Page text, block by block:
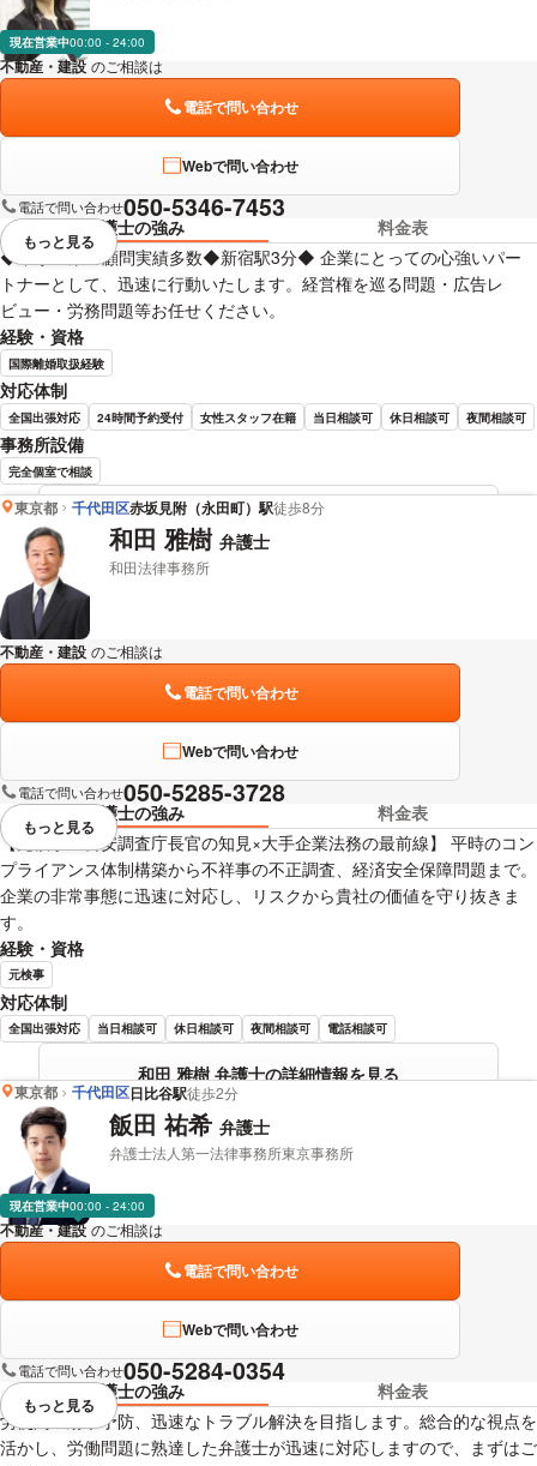
現在営業中00:00 - 24:00
不動産・建設 のご相談は
電話で問い合わせ
Webで問い合わせ
電話で問い合わせ050-5346-7453
弁護士の強み
料金表
◆中小企業の顧問実績多数◆新宿駅3分◆ 企業にとっての心強いパー
トナーとして、迅速に行動いたします。経営権を巡る問題・広告レ
ビュー・労務問題等お任せください。
経験・資格
国際離婚取扱経験
対応体制
全国出張対応 24時間予約受付 女性スタッフ在籍 当日相談可 休日相談可 夜間相談可
事務所設備
完全個室で相談
野島 梨恵 弁護士の詳細情報を見る
視覚的に省略されている要素を
もっと見る
東京都 千代田区赤坂見附（永田町）駅徒歩8分
和田 雅樹 弁護士
和田法律事務所
不動産・建設 のご相談は
電話で問い合わせ
Webで問い合わせ
電話で問い合わせ050-5285-3728
弁護士の強み
料金表
【元検事・公安調査庁長官の知見×大手企業法務の最前線】 平時のコン
プライアンス体制構築から不祥事の不正調査、経済安全保障問題まで。
企業の非常事態に迅速に対応し、リスクから貴社の価値を守り抜きま
す。
経験・資格
元検事
対応体制
全国出張対応 当日相談可 休日相談可 夜間相談可 電話相談可
和田 雅樹 弁護士の詳細情報を見る
視覚的に省略されている要素を
もっと見る
東京都 千代田区日比谷駅徒歩2分
飯田 祐希 弁護士
弁護士法人第一法律事務所東京事務所
現在営業中00:00 - 24:00
不動産・建設 のご相談は
電話で問い合わせ
Webで問い合わせ
電話で問い合わせ050-5284-0354
弁護士の強み
料金表
労使間の紛争予防、迅速なトラブル解決を目指します。総合的な視点を
活かし、労働問題に熟達した弁護士が迅速に対応しますので、まずはご
視覚的に省略されている要素を
もっと見る